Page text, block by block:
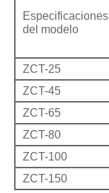
Especificaciones
del modelo
ZCT-25
ZCT-45
ZCT-65
ZCT-80
ZCT-100
ZCT-150